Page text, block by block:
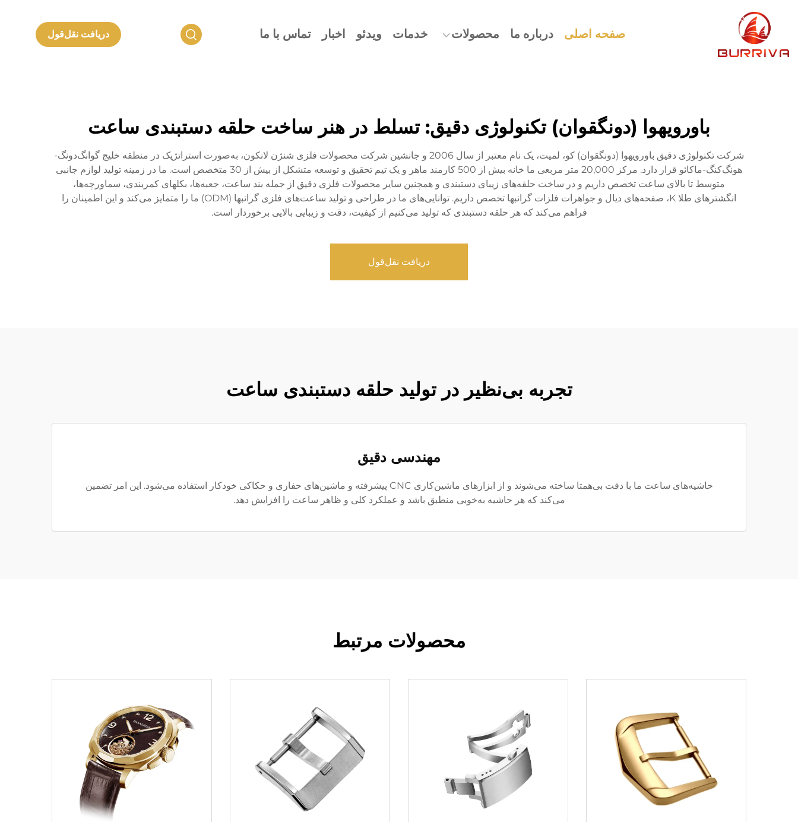
صفحه اصلی درباره ما محصولات خدمات ویدئو اخبار تماس با ما دریافت نقل‌قول
باورویهوا (دونگقوان) تکنولوژی دقیق: تسلط در هنر ساخت حلقه دستبندی ساعت
شرکت تکنولوژی دقیق باورویهوا (دونگقوان) کو، لمیت، یک نام معتبر از سال 2006 و جانشین شرکت محصولات فلزی شنژن لانکون، به‌صورت استراتژیک در منطقه خلیج گوانگ‌دونگ-
هونگ‌کنگ-ماکائو قرار دارد. مرکز 20,000 متر مربعی ما خانه بیش از 500 کارمند ماهر و یک تیم تحقیق و توسعه متشکل از بیش از 30 متخصص است. ما در زمینه تولید لوازم جانبی
متوسط تا بالای ساعت تخصص داریم و در ساخت حلقه‌های زیبای دستبندی و همچنین سایر محصولات فلزی دقیق از جمله بند ساعت، جعبه‌ها، بکلهای کمربندی، سماورچه‌ها،
انگشترهای طلا K، صفحه‌های دیال و جواهرات فلزات گرانبها تخصص داریم. توانایی‌های ما در طراحی و تولید ساعت‌های فلزی گرانبها (ODM) ما را متمایز می‌کند و این اطمینان را
فراهم می‌کند که هر حلقه دستبندی که تولید می‌کنیم از کیفیت، دقت و زیبایی بالایی برخوردار است.
دریافت نقل‌قول
تجربه بی‌نظیر در تولید حلقه دستبندی ساعت
مهندسی دقیق
حاشیه‌های ساعت ما با دقت بی‌همتا ساخته می‌شوند و از ابزارهای ماشین‌کاری CNC پیشرفته و ماشین‌های حفاری و حکاکی خودکار استفاده می‌شود. این امر تضمین
می‌کند که هر حاشیه به‌خوبی منطبق باشد و عملکرد کلی و ظاهر ساعت را افزایش دهد.
محصولات مرتبط